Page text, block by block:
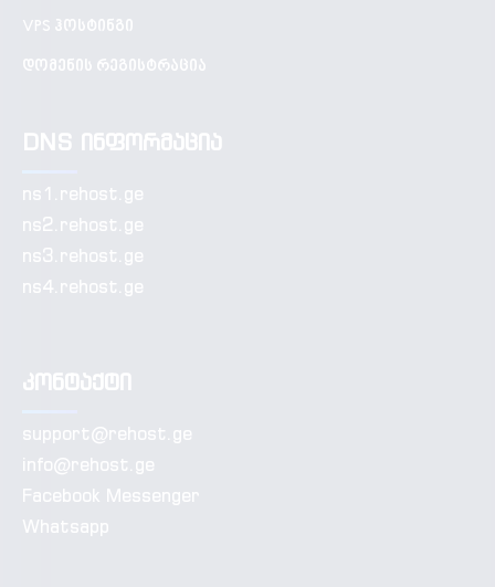
VPS ჰოსტინგი
დომენის რეგისტრაცია
DNS ინფორმაცია
ns1.rehost.ge
ns2.rehost.ge
ns3.rehost.ge
ns4.rehost.ge
კონტაქტი
support@rehost.ge
info@rehost.ge
Facebook Messenger
Whatsapp